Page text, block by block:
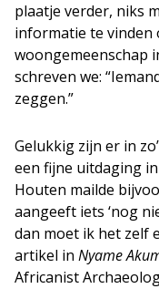
plaatje verder, niks
informatie te vinden
woongemeenschap
schreven we:
zeggen.”
Gelukkig zijn er in
een fijne uitdaging
Houten mailde
aangeeft iets ‘nog
dan moet ik het zelf
artikel in Nyame
Africanist